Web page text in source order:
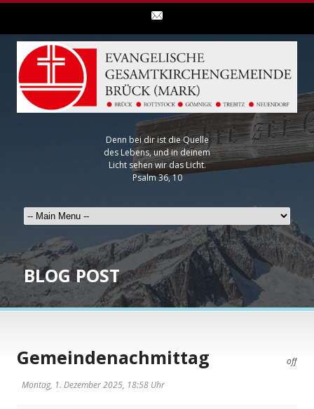
Denn bei dir ist die Quelle
des Lebens, und in deinem
Licht sehen wir das Licht.
Psalm 36, 10
BLOG POST
off
Gemeindenachmittag
Montag, 1. Dezember 2025, 18:58 Uhr